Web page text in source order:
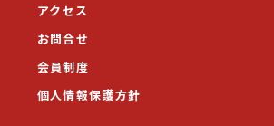
アクセス
お問合せ
会員制度
個人情報保護方針